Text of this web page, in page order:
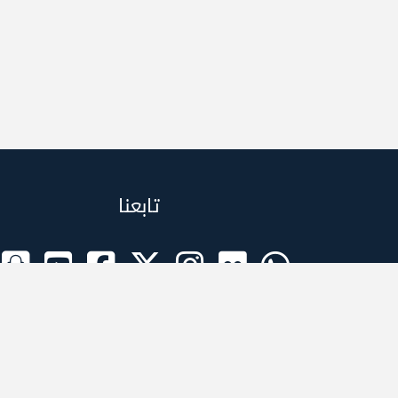
تابعنا